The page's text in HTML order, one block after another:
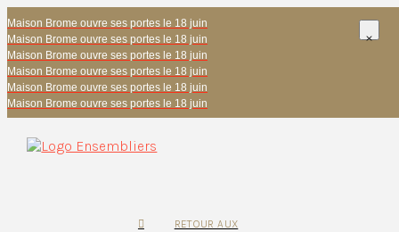
Maison Brome ouvre ses portes le 18 juin
Maison Brome ouvre ses portes le 18 juin
Maison Brome ouvre ses portes le 18 juin
Maison Brome ouvre ses portes le 18 juin
Maison Brome ouvre ses portes le 18 juin
Maison Brome ouvre ses portes le 18 juin
RETOUR AUX